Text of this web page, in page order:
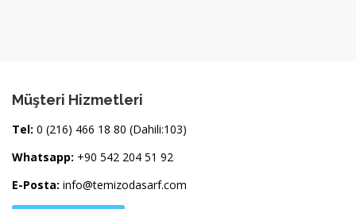
Müşteri Hizmetleri
Tel: 0 (216) 466 18 80 (Dahili:103)
Whatsapp: +90 542 204 51 92
E-Posta: info@temizodasarf.com